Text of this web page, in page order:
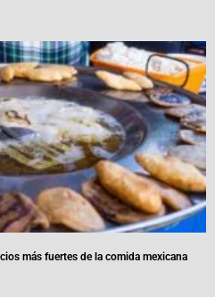
más fuertes de la comida mexicana